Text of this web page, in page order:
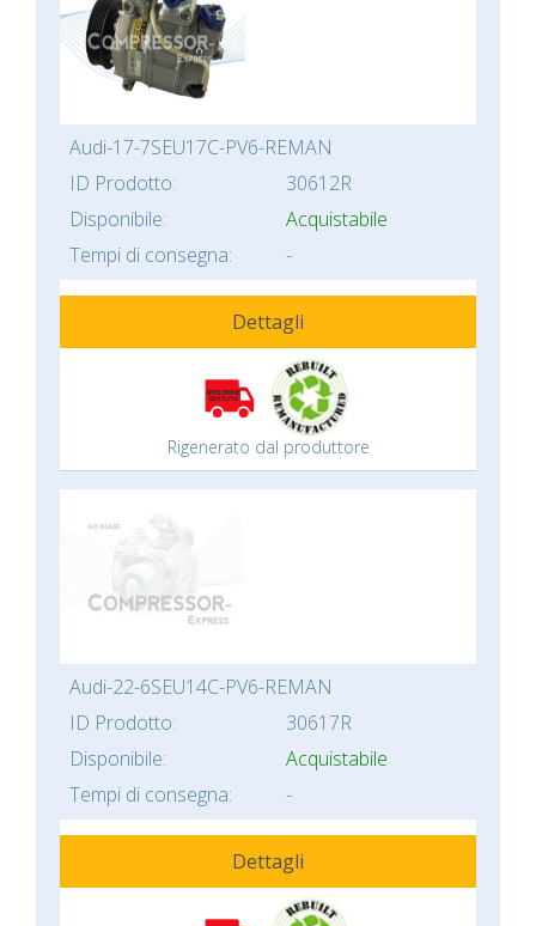
Audi-17-7SEU17C-PV6-REMAN
ID Prodotto:
30612R
Disponibile:
Acquistabile
Tempi di consegna:
-
Dettagli
Rigenerato dal produttore
Audi-22-6SEU14C-PV6-REMAN
ID Prodotto:
30617R
Disponibile:
Acquistabile
Tempi di consegna:
-
Dettagli